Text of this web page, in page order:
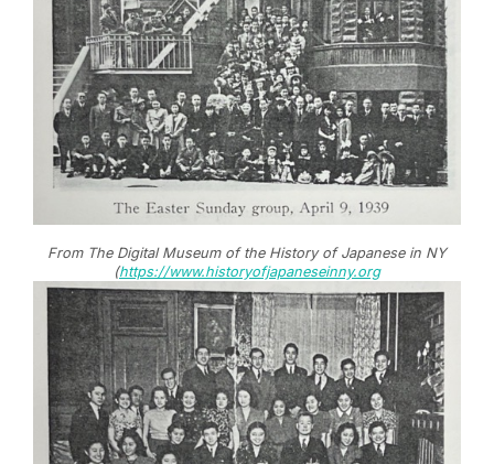
From The Digital Museum of the History of Japanese in NY
(https://www.historyofjapaneseinny.org